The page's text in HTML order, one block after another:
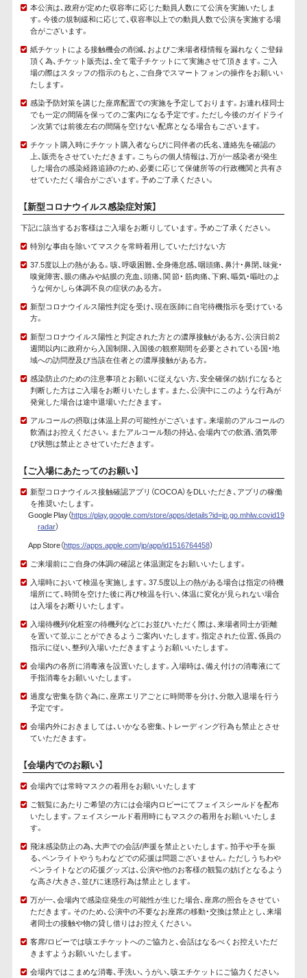
本公演は、政府が定めた収容率に応じた動員人数にて公演を実施いたしま
す。今後の規制緩和に応じて、収容率以上での動員人数で公演を実施する場
合がございます。
紙チケットによる接触機会の削減、およびご来場者様情報を漏れなくご登録
頂く為、チケット販売は、全て電子チケットにて実施させて頂きます。ご入
場の際はスタッフの指示のもと、ご自身でスマートフォンの操作をお願いい
たします。
感染予防対策を講じた座席配置での実施を予定しております。お連れ様同士
でも一定の間隔を保ってのご案内になる予定です。ただし今後のガイドライ
ン次第では前後左右の間隔を空けない配席となる場合もございます。
チケット購入時にチケット購入者ならびに同伴者の氏名、連絡先を確認の
上、販売をさせていただきます。こちらの個人情報は、万が一感染者が発生
した場合の感染経路追跡のため、必要に応じて保健所等の行政機関と共有さ
せていただく場合がございます。予めご了承ください。
【新型コロナウイルス感染症対策】
下記に該当するお客様はご入場をお断りしています。予めご了承ください。
特別な事由を除いてマスクを常時着用していただけない方
37.5度以上の熱がある。咳、呼吸困難、全身倦怠感、咽頭痛、鼻汁・鼻閉、味覚・
嗅覚障害、眼の痛みや結膜の充血、頭痛、関 節・ 筋肉痛、下痢、嘔気・嘔吐のよ
うな何かしら体調不良の症状のある方。
新型コロナウイルス陽性判定を受け、現在医師に自宅待機指示を受けている
方。
新型コロナウイルス陽性と判定された方との濃厚接触がある方、公演日前2
週間以内に政府から入国制限、入国後の観察期間を必要とされている国・地
域への訪問歴及び当該在住者との濃厚接触がある方。
感染防止のための注意事項とお願いに従えない方、安全確保の妨げになると
判断した方はご入場をお断りいたします。また、公演中にこのような行為が
発覚した場合は途中退場いただきます。
アルコールの摂取は体温上昇の可能性がございます。来場前のアルコールの
飲酒はお控えください。またアルコール類の持込、会場内での飲酒、酒気帯
び状態は禁止とさせていただきます。
【ご入場にあたってのお願い】
新型コロナウイルス接触確認アプリ（COCOA）をDLいただき、アプリの稼働
を推奨いたします。
Google Play（https://play.google.com/store/apps/details?id=jp.go.mhlw.covid19
radar）
App Store（https://apps.apple.com/jp/app/id1516764458）
ご来場前にご自身の体調の確認と体温測定をお願いいたします。
入場時において検温を実施します。37.5度以上の熱がある場合は指定の待機
場所にて、時間を空けた後に再び検温を行い、体温に変化が見られない場合
は入場をお断りいたします。
入場待機列/化粧室の待機列などにお並びいただく際は、来場者同士が距離
を置いて並ぶことができるようご案内いたします。指定された位置、係員の
指示に従い、整列/入場いただきますようお願いいたします。
会場内の各所に消毒液を設置いたします。入場時は、備え付けの消毒液にて
手指消毒をお願いいたします。
過度な密集を防ぐ為に、座席エリアごとに時間帯を分け、分散入退場を行う
予定です。
会場内外におきましては、いかなる密集、トレーディング行為も禁止とさせ
ていただきます。
【会場内でのお願い】
会場内では常時マスクの着用をお願いいたします
ご観覧にあたりご希望の方には会場内ロビーにてフェイスシールドを配布
いたします。フェイスシールド着用時にもマスクの着用をお願いいたしま
す。
飛沫感染防止の為、大声での会話/声援を禁止といたします。拍手や手を振
る、ペンライトやうちわなどでの応援は問題ございません。ただしうちわや
ペンライトなどの応援グッズは、公演や他のお客様の観覧の妨げとなるよう
な高さ/大きさ、並びに迷惑行為は禁止とします。
万が一、会場内で感染症発生の可能性が生じた場合、座席の照合をさせてい
ただきます。そのため、公演中の不要なお座席の移動・交換は禁止とし、来場
者同士の接触や物の貸し借りはお控えください。
客席/ロビーでは咳エチケットへのご協力と、会話はなるべくお控えいただ
きますようお願いいたします。
会場内ではこまめな消毒、手洗い、うがい、咳エチケットにご協力ください。